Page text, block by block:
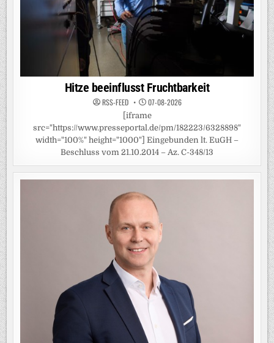
Hitze beeinflusst Fruchtbarkeit
RSS-FEED 07-08-2026
[iframe
src="https://www.presseportal.de/pm/182223/6328898"
width="100%" height="1000"] Eingebunden lt. EuGH –
Beschluss vom 21.10.2014 – Az. C-348/13